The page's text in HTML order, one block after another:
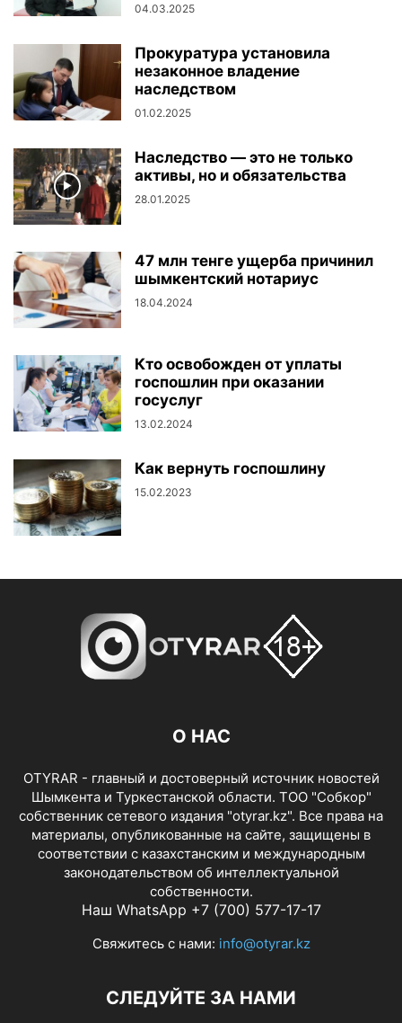
04.03.2025
Прокуратура установила
незаконное владение
наследством
01.02.2025
Наследство — это не только
активы, но и обязательства
28.01.2025
47 млн тенге ущерба причинил
шымкентский нотариус
18.04.2024
Кто освобожден от уплаты
госпошлин при оказании
госуслуг
13.02.2024
Как вернуть госпошлину
15.02.2023
О НАС
OTYRAR - главный и достоверный источник новостей
Шымкента и Туркестанской области. ТОО "Собкор"
собственник сетевого издания "otyrar.kz". Все права на
материалы, опубликованные на сайте, защищены в
соответствии с казахстанским и международным
законодательством об интеллектуальной
собственности.
Наш WhatsApp +7 (700) 577-17-17
Свяжитесь с нами: info@otyrar.kz
СЛЕДУЙТЕ ЗА НАМИ